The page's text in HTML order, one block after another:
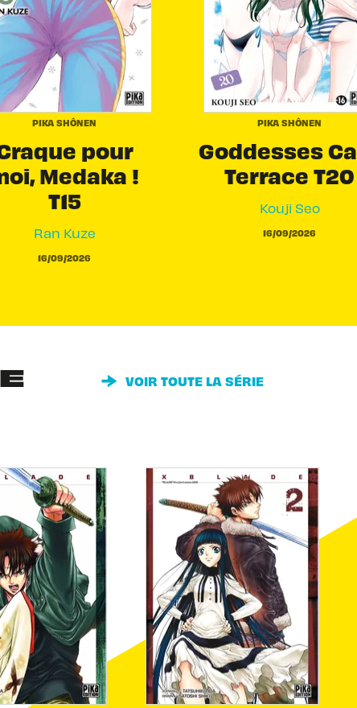
PIKA SHÔNEN
pour
Medaka !
T15
Ran Kuze
16/09/2026
PIKA SHÔNEN
Goddesses
Terrace T20
Kouji Seo
16/09/2026
VOIR TOUTE LA SÉRIE